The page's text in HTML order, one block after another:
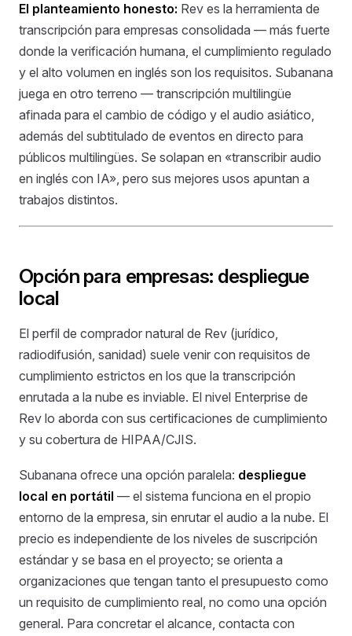
El planteamiento honesto: Rev es la herramienta de
transcripción para empresas consolidada — más fuerte
donde la verificación humana, el cumplimiento regulado
y el alto volumen en inglés son los requisitos. Subanana
juega en otro terreno — transcripción multilingüe
afinada para el cambio de código y el audio asiático,
además del subtitulado de eventos en directo para
públicos multilingües. Se solapan en «transcribir audio
en inglés con IA», pero sus mejores usos apuntan a
trabajos distintos.
Opción para empresas: despliegue
local
El perfil de comprador natural de Rev (jurídico,
radiodifusión, sanidad) suele venir con requisitos de
cumplimiento estrictos en los que la transcripción
enrutada a la nube es inviable. El nivel Enterprise de
Rev lo aborda con sus certificaciones de cumplimiento
y su cobertura de HIPAA/CJIS.
Subanana ofrece una opción paralela: despliegue
local en portátil — el sistema funciona en el propio
entorno de la empresa, sin enrutar el audio a la nube. El
precio es independiente de los niveles de suscripción
estándar y se basa en el proyecto; se orienta a
organizaciones que tengan tanto el presupuesto como
un requisito de cumplimiento real, no como una opción
general. Para concretar el alcance, contacta con